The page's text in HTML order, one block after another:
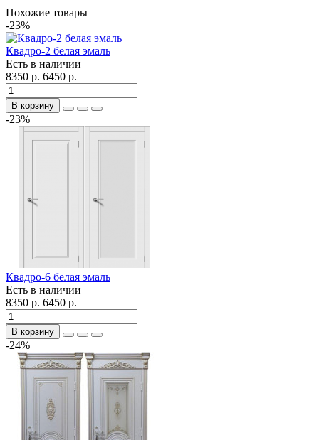
Похожие товары
-23%
Квадро-2 белая эмаль
Есть в наличии
8350 р. 6450 р.
В корзину
-23%
Квадро-6 белая эмаль
Есть в наличии
8350 р. 6450 р.
В корзину
-24%